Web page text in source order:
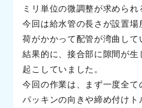
ミリ単位の微調整が求められ
今回は給水管の長さが設置場
荷がかかって配管が湾曲して
結果的に、接合部に隙間が生
起こしていました。
今回の作業は、まず一度全て
パッキンの向きや締め付け